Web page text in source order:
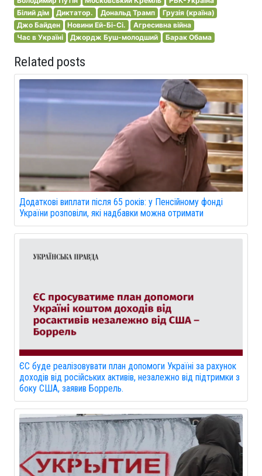
Білий дім
Диктатор. Дональд Трамп
Грузія (країна)
Джо Байден
Новини Ей-Бі-Сі.
Агресивна війна
Час в Україні
Джордж Буш-молодший Барак Обама
Related posts
Додаткові виплати після 65 років: у Пенсійному фонді
України розповіли, які надбавки можна отримати
ЄС буде реалізовувати план допомоги Україні за рахунок
доходів від російських активів, незалежно від підтримки з
боку США, заявив Боррель.